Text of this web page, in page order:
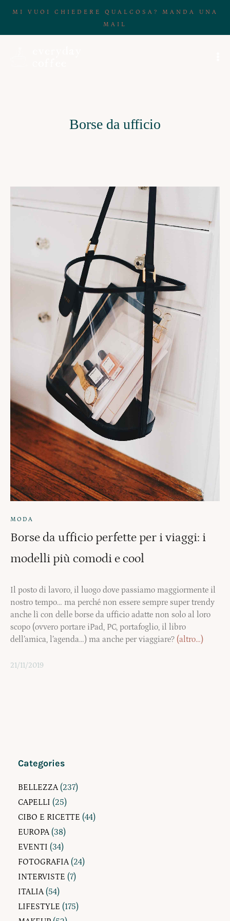
MI VUOI CHIEDERE QUALCOSA? MANDA UNA
MAIL
Borse da ufficio
MODA
Borse da ufficio perfette per i viaggi: i
modelli più comodi e cool
Il posto di lavoro, il luogo dove passiamo maggiormente il
nostro tempo… ma perché non essere sempre super trendy
anche lì con delle borse da ufficio adatte non solo al loro
scopo (ovvero portare iPad, PC, portafoglio, il libro
dell’amica, l’agenda…) ma anche per viaggiare? (altro…)
21/11/2019
Categories
BELLEZZA(237)
CAPELLI (25)
CIBO E RICETTE (44)
EUROPA(38)
EVENTI (34)
FOTOGRAFIA(24)
INTERVISTE (7)
ITALIA(54)
LIFESTYLE (175)